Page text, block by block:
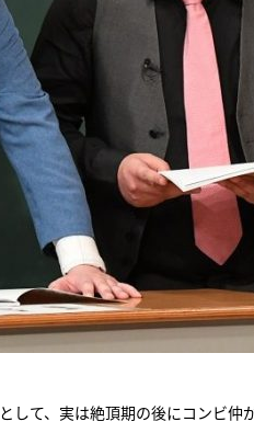
として、実は絶頂期の後にコンビ仲